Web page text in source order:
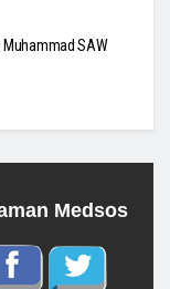
Muhammad SAW
Medsos